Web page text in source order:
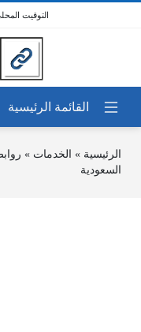
الرئيسية » الخدمات »
السعودية